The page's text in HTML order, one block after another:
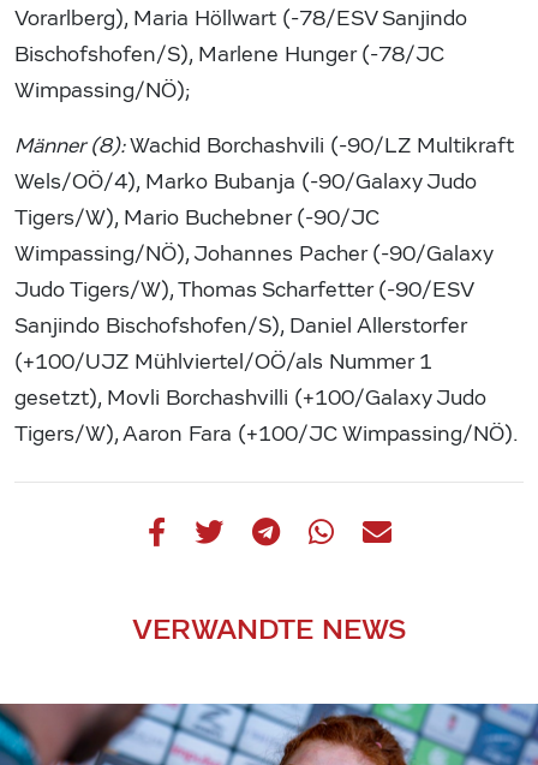
Vorarlberg), Maria Höllwart (-78/ESV Sanjindo
Bischofshofen/S), Marlene Hunger (-78/JC
Wimpassing/NÖ);
Männer (8):Wachid Borchashvili (-90/LZ Multikraft
Wels/OÖ/4), Marko Bubanja (-90/Galaxy Judo
Tigers/W), Mario Buchebner (-90/JC
Wimpassing/NÖ), Johannes Pacher (-90/Galaxy
Judo Tigers/W), Thomas Scharfetter (-90/ESV
Sanjindo Bischofshofen/S), Daniel Allerstorfer
(+100/UJZ Mühlviertel/OÖ/als Nummer 1
gesetzt), Movli Borchashvilli (+100/Galaxy Judo
Tigers/W), Aaron Fara (+100/JC Wimpassing/NÖ).
VERWANDTE NEWS